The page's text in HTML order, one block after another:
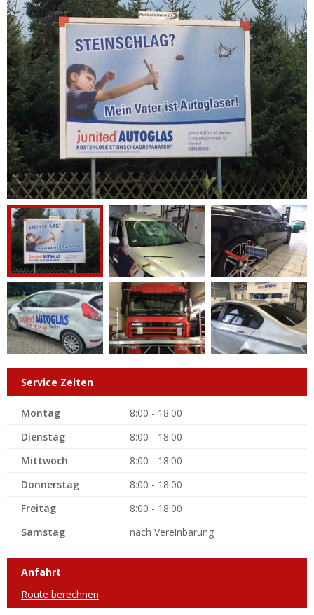
Service Zeiten
Montag
8:00 - 18:00
Dienstag
8:00 - 18:00
Mittwoch
8:00 - 18:00
Donnerstag
8:00 - 18:00
Freitag
8:00 - 18:00
Samstag
nach Vereinbarung
Anfahrt
Route berechnen